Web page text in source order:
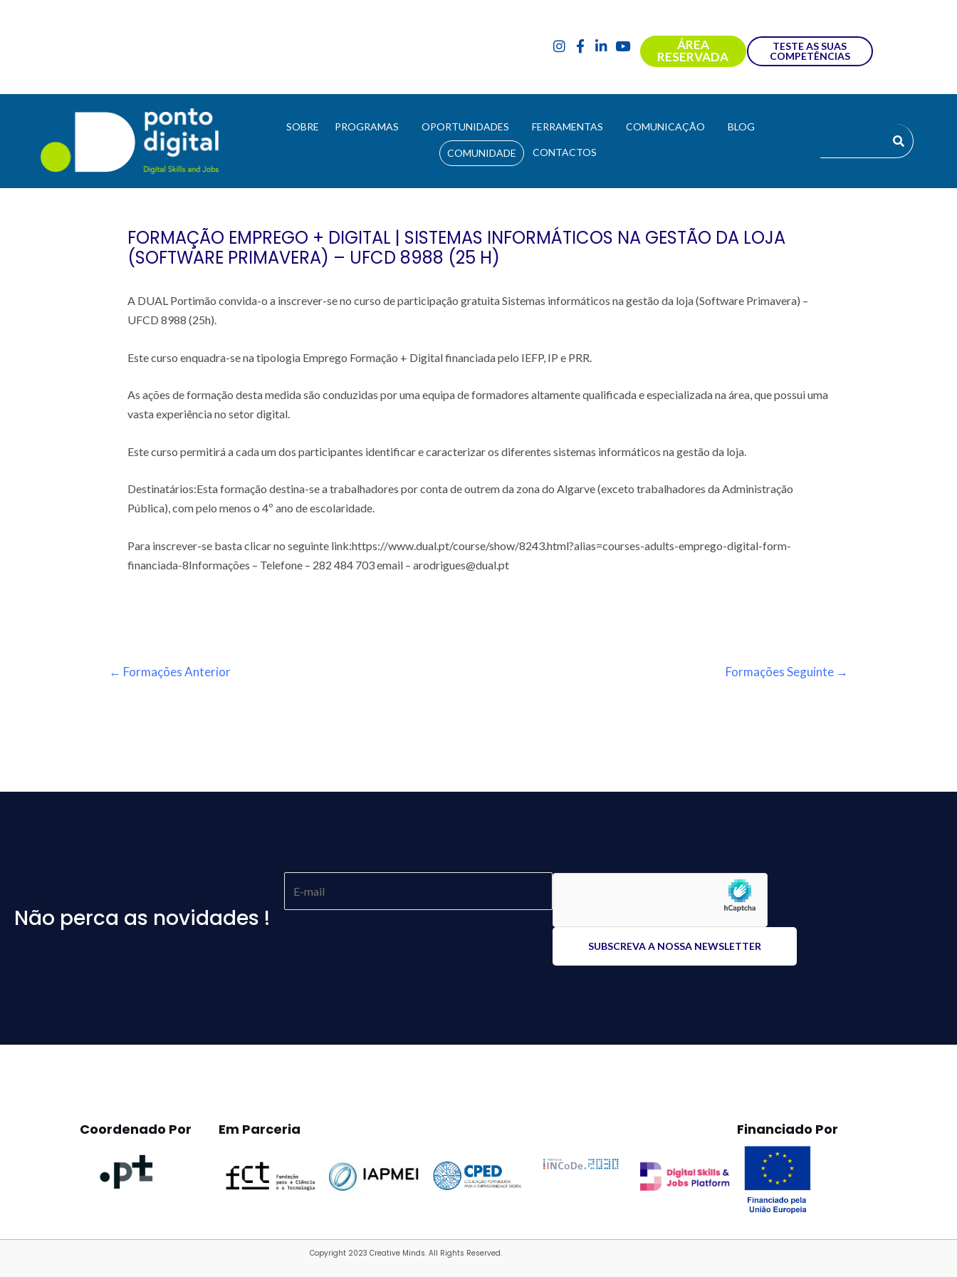
ÁREA
RESERVADA
TESTE AS SUAS
COMPETÊNCIAS
SOBRE PROGRAMAS OPORTUNIDADES FERRAMENTAS COMUNICAÇÃO BLOG
COMUNIDADE CONTACTOS
FORMAÇÃO EMPREGO + DIGITAL | SISTEMAS INFORMÁTICOS NA GESTÃO DA LOJA
(SOFTWARE PRIMAVERA) – UFCD 8988 (25 H)
A DUAL Portimão convida-o a inscrever-se no curso de participação gratuita Sistemas informáticos na gestão da loja (Software Primavera) –
UFCD 8988 (25h).
Este curso enquadra-se na tipologia Emprego Formação + Digital financiada pelo IEFP, IP e PRR.
As ações de formação desta medida são conduzidas por uma equipa de formadores altamente qualificada e especializada na área, que possui uma
vasta experiência no setor digital.
Este curso permitirá a cada um dos participantes identificar e caracterizar os diferentes sistemas informáticos na gestão da loja.
Destinatários:Esta formação destina-se a trabalhadores por conta de outrem da zona do Algarve (exceto trabalhadores da Administração
Pública), com pelo menos o 4º ano de escolaridade.
Para inscrever-se basta clicar no seguinte link:https://www.dual.pt/course/show/8243.html?alias=courses-adults-emprego-digital-form-
financiada-8Informações – Telefone – 282 484 703 email – arodrigues@dual.pt
← Formações Anterior Formações Seguinte →
Não perca as novidades !
Coordenado Por Em Parceria Financiado Por
Copyright 2023 Creative Minds. All Rights Reserved.